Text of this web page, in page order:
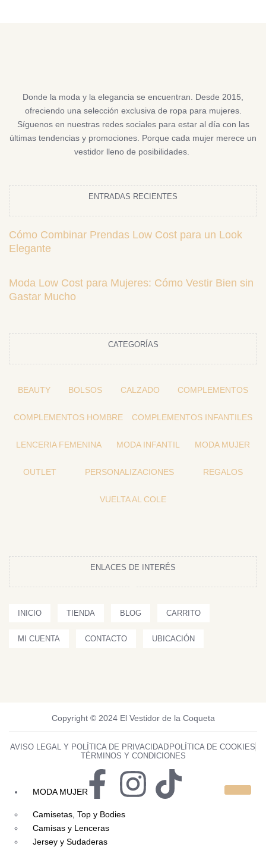
Donde la moda y la elegancia se encuentran. Desde 2015,
ofreciendo una selección exclusiva de ropa para mujeres.
Síguenos en nuestras redes sociales para estar al día con las
últimas tendencias y promociones. Porque cada mujer merece un
vestidor lleno de posibilidades.
ENTRADAS RECIENTES
Cómo Combinar Prendas Low Cost para un Look
Elegante
Moda Low Cost para Mujeres: Cómo Vestir Bien sin
Gastar Mucho
CATEGORÍAS
BEAUTY BOLSOS CALZADO COMPLEMENTOS
COMPLEMENTOS HOMBRE COMPLEMENTOS INFANTILES
LENCERIA FEMENINA MODA INFANTIL MODA MUJER
OUTLET PERSONALIZACIONES REGALOS
VUELTA AL COLE
ENLACES DE INTERÉS
INICIO TIENDA BLOG CARRITO
MI CUENTA CONTACTO UBICACIÓN
Copyright © 2024 El Vestidor de la Coqueta
AVISO LEGAL Y POLÍTICA DE PRIVACIDAD POLÍTICA DE COOKIES
TÉRMINOS Y CONDICIONES
MODA MUJER
Camisetas, Top y Bodies
Camisas y Lenceras
Jersey y Sudaderas